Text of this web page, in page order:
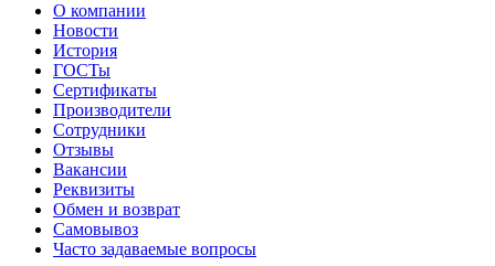
О компании
Новости
История
ГОСТы
Сертификаты
Производители
Сотрудники
Отзывы
Вакансии
Реквизиты
Обмен и возврат
Самовывоз
Часто задаваемые вопросы